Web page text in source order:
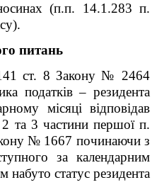
(п.п. 14.1.283 п.
питань
1 ст. 8 Закону № 2464
податків – резидента
місяці відповідав
та 3 частини першої п.
№ 1667 починаючи з
за календарним
набуто статус резидента